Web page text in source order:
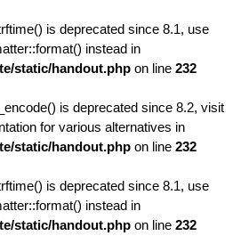
is deprecated since 8.1, use
instead in
static/handout.php on line 232
is deprecated since 8.2, visit
for various alternatives in
static/handout.php on line 232
is deprecated since 8.1, use
instead in
static/handout.php on line 232